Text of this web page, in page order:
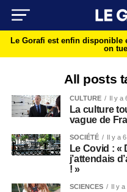
Le Gorafi est enfin disponible
on
All posts
CULTURE Il y a
La culture
vague de
SOCIÉTÉ Il y a
Le Covid : «
j’attendais
! »
SCIENCES Il y a